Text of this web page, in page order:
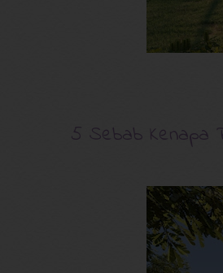
5 Sebab Kenapa